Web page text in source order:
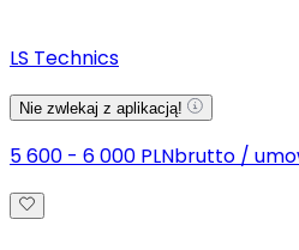
LS Technics
Nie zwlekaj z aplikacją!
5 600 - 6 000 PLNbrutto /